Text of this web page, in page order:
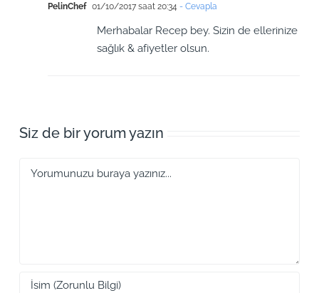
PelinChef 01/10/2017 saat 20:34- Cevapla
Merhabalar Recep bey. Sizin de ellerinize
sağlık & afiyetler olsun.
Siz de bir yorum yazın